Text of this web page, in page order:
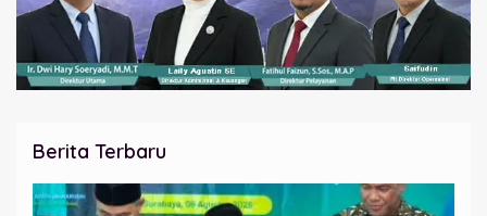
Berita Terbaru